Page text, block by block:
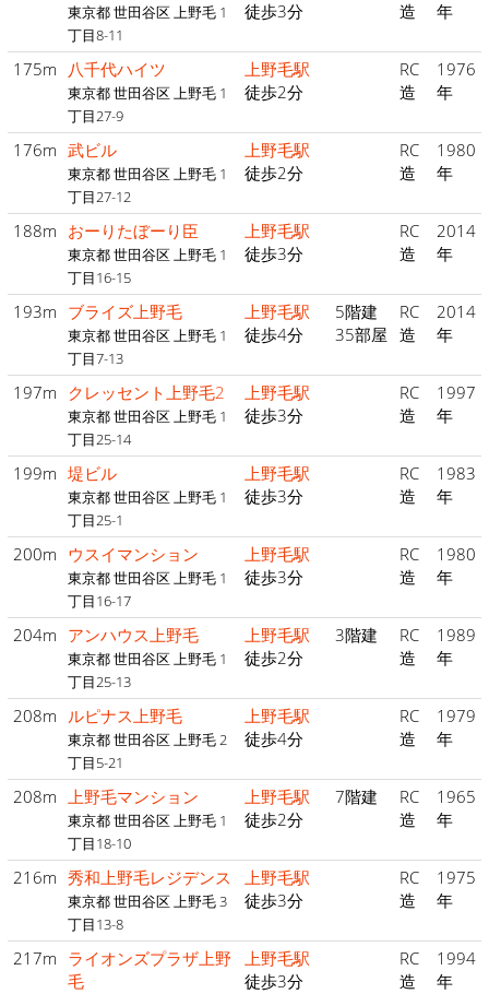
東京都 世田谷区 上野毛 1
丁目8-11
徒歩3分 造 年
175m 八千代ハイツ
東京都 世田谷区 上野毛 1
丁目27-9
上野毛駅
徒歩2分
RC
造
1976
年
176m 武ビル
東京都 世田谷区 上野毛 1
丁目27-12
上野毛駅
徒歩2分
RC
造
1980
年
188m おーりたぼーり臣
東京都 世田谷区 上野毛 1
丁目16-15
上野毛駅
徒歩3分
RC
造
2014
年
193m ブライズ上野毛
東京都 世田谷区 上野毛 1
丁目7-13
上野毛駅
徒歩4分
5階建
35部屋
RC
造
2014
年
197m クレッセント上野毛2
東京都 世田谷区 上野毛 1
丁目25-14
上野毛駅
徒歩3分
RC
造
1997
年
199m 堤ビル
東京都 世田谷区 上野毛 1
丁目25-1
上野毛駅
徒歩3分
RC
造
1983
年
200m ウスイマンション
東京都 世田谷区 上野毛 1
丁目16-17
上野毛駅
徒歩3分
RC
造
1980
年
204m アンハウス上野毛
東京都 世田谷区 上野毛 1
丁目25-13
上野毛駅
徒歩2分
3階建
RC
造
1989
年
208m ルピナス上野毛
東京都 世田谷区 上野毛 2
丁目5-21
上野毛駅
徒歩4分
RC
造
1979
年
208m 上野毛マンション
東京都 世田谷区 上野毛 1
丁目18-10
上野毛駅
徒歩2分
7階建
RC
造
1965
年
216m 秀和上野毛レジデンス
東京都 世田谷区 上野毛 3
丁目13-8
上野毛駅
徒歩3分
RC
造
1975
年
217m ライオンズプラザ上野
毛
上野毛駅
徒歩3分
RC
造
1994
年